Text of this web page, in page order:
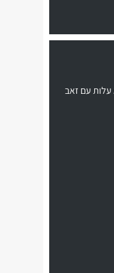
של 30 דק' ללא עלות עם זאב